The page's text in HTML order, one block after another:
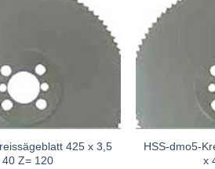
Meine
Sägen
hinzufügen
425 x 3,5
40 Z= 120
HSS-dmo5-
x